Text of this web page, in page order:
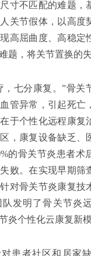
寸不匹配的难题，
关节假体，以高度
高屈曲度、高稳定
题，将关节置换的
，七分康复。”骨关
管异常，引起死亡
于个性化远程康复
，康复设备缺乏、
的骨关节炎患者术
败。在实现早期筛
对骨关节炎康复技
队发明了骨关节炎
炎个性化云康复新模
患者社区和居家